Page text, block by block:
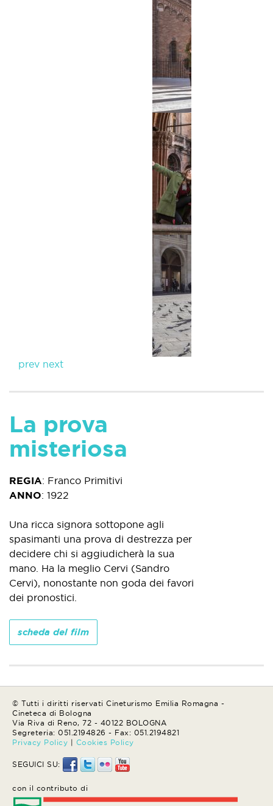
prev next
La prova
misteriosa
REGIA: Franco Primitivi
ANNO: 1922
Una ricca signora sottopone agli
spasimanti una prova di destrezza per
decidere chi si aggiudicherà la sua
mano. Ha la meglio Cervi (Sandro
Cervi), nonostante non goda dei favori
dei pronostici.
scheda del film
© Tutti i diritti riservati Cineturismo Emilia Romagna -
Cineteca di Bologna
Via Riva di Reno, 72 - 40122 BOLOGNA
Segreteria: 051.2194826 - Fax: 051.2194821
Privacy Policy | Cookies Policy
SEGUICI SU:
con il contributo di